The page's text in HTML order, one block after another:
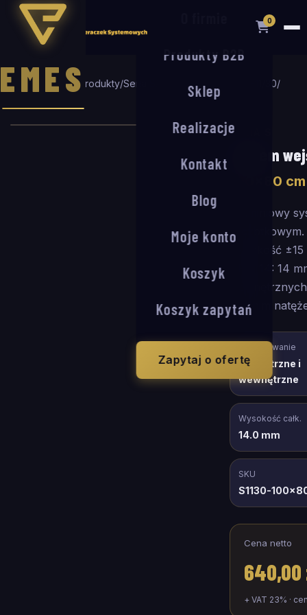
EMES
0
Produkty B2B
Sklep
Realizacje
Kontakt
Blog
Moje konto
Koszyk
Koszyk zapytań
Zapytaj o ofertę
Strona główna /Produkty/Seria S System wejściowy S-11/30/
SERIA S
System
80 cm
Aluminiowy
szczotkowym.
wysokość
ARM 14: 14
średnim
Zastosowanie
zewnętrzne i
wewnętrzne
Wysokość całk.
14.0 mm
SKU
S1130-
Cena netto
640,00
+ VAT 23% ·